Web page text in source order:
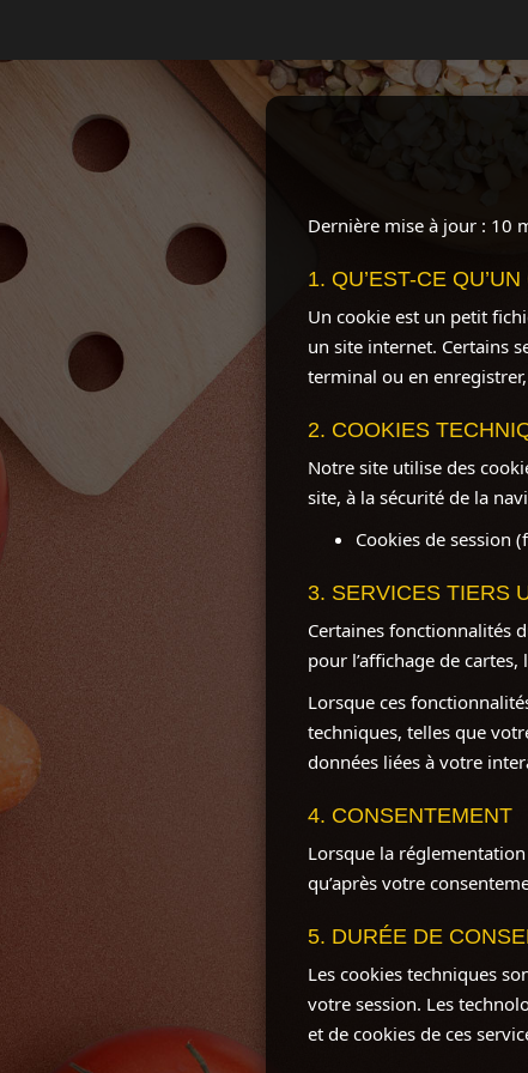
Dernière mise à jour : 10
1. QU’EST-CE
Un cookie est un petit
un site internet. Certains
terminal ou en
2. COOKIES
Notre site utilise des
site, à la sécurité de la
Cookies de session
3. SERVICES TIERS
Certaines fonctionnalités
pour l’affichage de cartes,
Lorsque ces
techniques, telles que
données liées à votre
4. CONSENTEMENT
Lorsque la
qu’après votre
5. DURÉE DE
Les cookies techniques
votre session. Les
et de cookies de ces